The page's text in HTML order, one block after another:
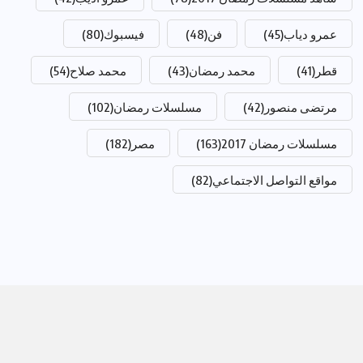
عمرو دياب(45) فن(48) فيسبوك(80)
قطر (41) محمد رمضان(43) محمد صلاح(54)
مرتضى منصور (42) مسلسلات رمضان(102)
مسلسلات رمضان 2017 (163) مصر (182)
مواقع التواصل الاجتماعي(82)